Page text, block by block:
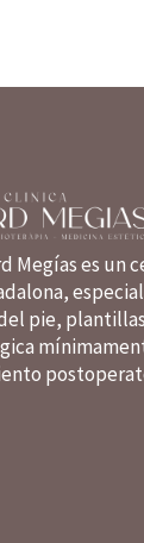
Megías es un
pie,